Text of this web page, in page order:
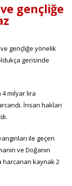
gençliğe
gençliğe yönelik
gerisinde
4 milyar lira
İnsan hakları
ile geçen
ve Doğanın
harcanan kaynak 2